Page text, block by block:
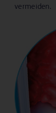
vermeiden.